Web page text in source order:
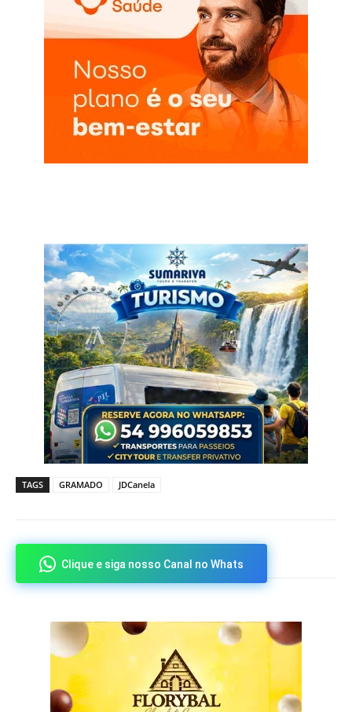
TAGS GRAMADO JDCanela
Clique e siga nosso Canal no Whats